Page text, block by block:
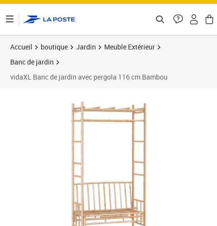
Accueil boutique Jardin
Meuble Extérieur
Banc de jardin
vidaXL Banc de jardin avec pergola 116 cm Bambou